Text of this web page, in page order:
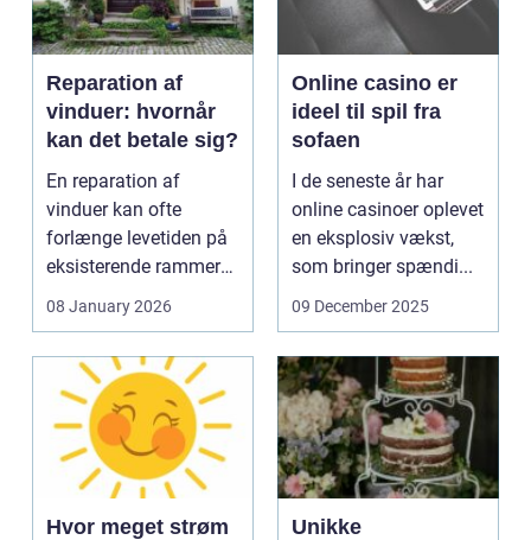
Reparation af
vinduer: hvornår
kan det betale sig?
En reparation af
vinduer kan ofte
forlænge levetiden på
eksisterende rammer
og glas med ...
08 January 2026
Online casino er
ideel til spil fra
sofaen
I de seneste år har
online casinoer oplevet
en eksplosiv vækst,
som bringer spændi...
09 December 2025
Hvor meget strøm
Unikke